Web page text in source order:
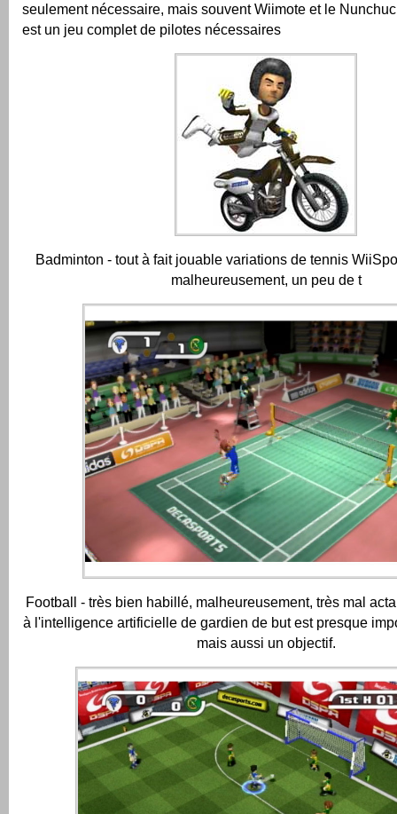
seulement nécessaire, mais souvent Wiimote et le
est un jeu complet de pilotes nécessaires
Badminton - tout à fait jouable variations de tennis
malheureusement, un peu de t
Football - très bien habillé, malheureusement, très mal
à l'intelligence artificielle de gardien de but est presque
mais aussi un objectif.